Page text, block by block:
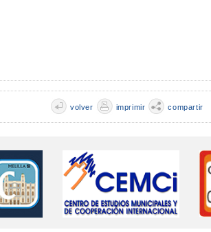
volver imprimir compartir